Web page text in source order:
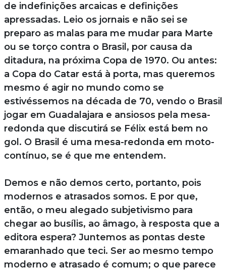
de indefinições arcaicas e definições
apressadas. Leio os jornais e não sei se
preparo as malas para me mudar para Marte
ou se torço contra o Brasil, por causa da
ditadura, na próxima Copa de 1970. Ou antes:
a Copa do Catar está à porta, mas queremos
mesmo é agir no mundo como se
estivéssemos na década de 70, vendo o Brasil
jogar em Guadalajara e ansiosos pela mesa-
redonda que discutirá se Félix está bem no
gol. O Brasil é uma mesa-redonda em moto-
contínuo, se é que me entendem.
Demos e não demos certo, portanto, pois
modernos e atrasados somos. E por que,
então, o meu alegado subjetivismo para
chegar ao busílis, ao âmago, à resposta que a
editora espera? Juntemos as pontas deste
emaranhado que teci. Ser ao mesmo tempo
moderno e atrasado é comum; o que parece